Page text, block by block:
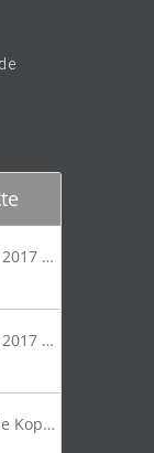
Mazda CX-5 KE bis 2017 Trittschutzleiste Edelstahl original
Mazda CX-5 KE bis 2017 Lastenträger Dachträger
Kleiderbügel für die Kopfstütze